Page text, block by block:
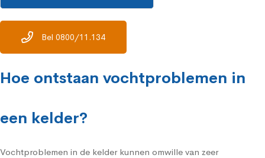
Bel 0800/11.134
Hoe ontstaan vochtproblemen in
een kelder?
Vochtproblemen in de kelder kunnen omwille van zeer